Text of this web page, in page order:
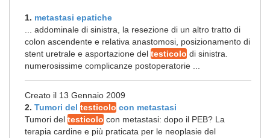
1. metastasi epatiche
... addominale di sinistra, la resezione di un altro tratto di
colon ascendente e relativa anastomosi, posizionamento di
stent uretrale e asportazione del testicolo di sinistra.
numerosissime complicanze postoperatorie ...
Creato il 13 Gennaio 2009
2. Tumori del testicolo con metastasi
Tumori del testicolo con metastasi: dopo il PEB? La
terapia cardine e più praticata per le neoplasie del